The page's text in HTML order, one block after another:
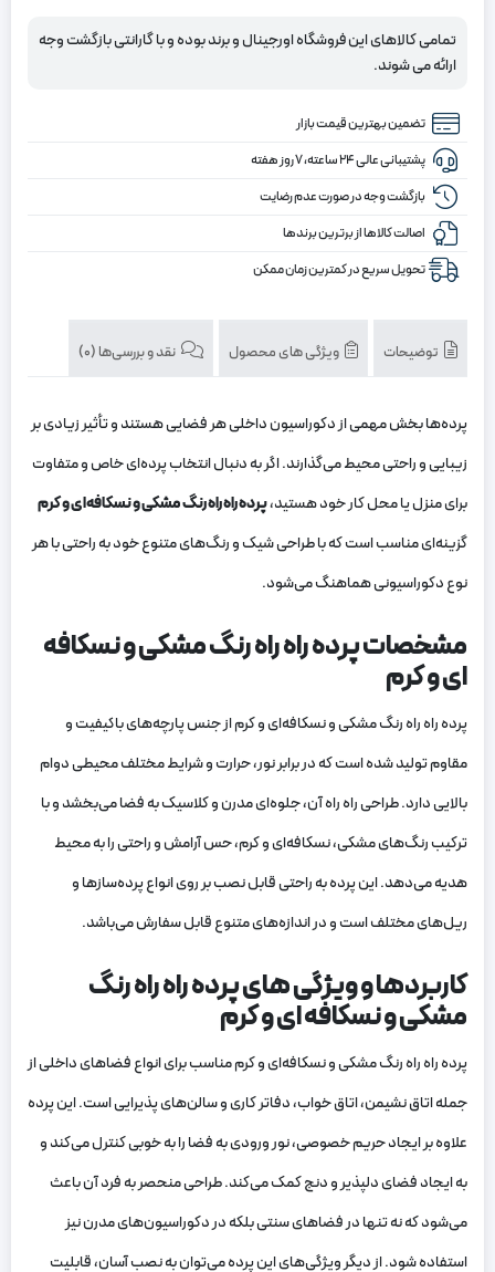
رنگ
نسکافه
ای
کرم
تمامی کالاهای این فروشگاه اورجینال و برند بوده و با گارانتی بازگشت وجه
ارائه می شوند.
تضمین بهترین قیمت بازار
پشتیبانی عالی ۲۴ ساعته، ۷ روز هفته
بازگشت وجه در صورت عدم رضایت
اصالت کالاها از برترین برندها
تحویل سریع در کمترین زمان ممکن
توضیحات ویژگی های محصول نقد و بررسی‌ها (0)
پرده‌ها بخش مهمی از دکوراسیون داخلی هر فضایی هستند و تأثیر زیادی بر
زیبایی و راحتی محیط می‌گذارند. اگر به دنبال انتخاب پرده‌ای خاص و متفاوت
برای منزل یا محل کار خود هستید،پرده راه راه رنگ مشکی و نسکافه‌ای و کرم
گزینه‌ای مناسب است که با طراحی شیک و رنگ‌های متنوع خود به راحتی با هر
نوع دکوراسیونی هماهنگ می‌شود.
مشخصات پرده راه راه رنگ مشکی و نسکافه
ای و کرم
پرده راه راه رنگ مشکی و نسکافه‌ای و کرم از جنس پارچه‌های باکیفیت و
مقاوم تولید شده است که در برابر نور، حرارت و شرایط مختلف محیطی دوام
بالایی دارد. طراحی راه راه آن، جلوه‌ای مدرن و کلاسیک به فضا می‌بخشد و با
ترکیب رنگ‌های مشکی، نسکافه‌ای و کرم، حس آرامش و راحتی را به محیط
هدیه می‌دهد. این پرده به راحتی قابل نصب بر روی انواع پرده‌سازها و
ریل‌های مختلف است و در اندازه‌های متنوع قابل سفارش می‌باشد.
کاربردها و ویژگی های پرده راه راه رنگ
مشکی و نسکافه ای و کرم
پرده راه راه رنگ مشکی و نسکافه‌ای و کرم مناسب برای انواع فضاهای داخلی از
جمله اتاق نشیمن، اتاق خواب، دفاتر کاری و سالن‌های پذیرایی است. این پرده
علاوه بر ایجاد حریم خصوصی، نور ورودی به فضا را به خوبی کنترل می‌کند و
به ایجاد فضای دلپذیر و دنج کمک می‌کند. طراحی منحصر به فرد آن باعث
می‌شود که نه تنها در فضاهای سنتی بلکه در دکوراسیون‌های مدرن نیز
استفاده شود. از دیگر ویژگی‌های این پرده می‌توان به نصب آسان، قابلیت